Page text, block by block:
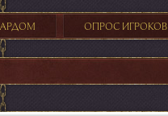
ОПРОС ИГРОКОВ